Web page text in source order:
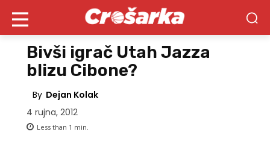
Bivši igrač Utah Jazza
blizu Cibone?
By Dejan Kolak
4 rujna, 2012
Less than 1 min.